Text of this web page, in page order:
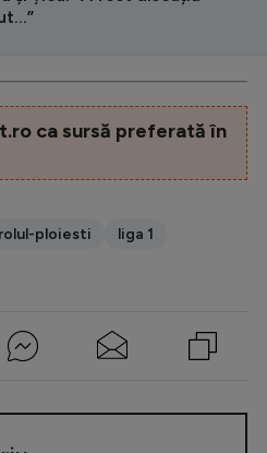
ca sursă preferată în
ploiesti
liga 1